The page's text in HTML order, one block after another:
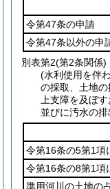
令第47条の申請
令第47条以外の申
別表第2(第2条関係)
(水利使用を伴
の採取、土地
上支障を及ぼ
並びに汚水の
令第16条の5第1項
令第16条の8第1項
準用河川の土地の